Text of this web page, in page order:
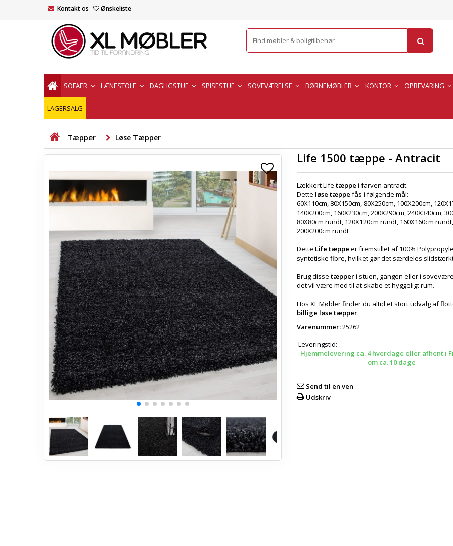
Kontakt os Ønskeliste
SOFAER LÆNESTOLE DAGLIGSTUE SPISESTUE SOVEVÆRELSE BØRNEMØBLER KONTOR OPBEVARING
LAGERSALG
Tæpper Løse Tæpper
Life 1500 tæppe - Antracit
Lækkert Life tæppe i farven antracit.
Dette løse tæppe fås i følgende mål:
60X110cm, 80X150cm, 80X250cm, 100X200cm,
140X200cm, 160X230cm, 200X290cm, 240X340cm,
80X80cm rundt, 120X120cm rundt, 160X160cm rundt,
200X200cm rundt
Dette Life tæppe er fremstillet af 100%
syntetiske fibre, hvilket gør det særdeles
Brug disse tæpperi stuen, gangen eller i
det vil være med til at skabe et hyggeligt rum.
Hos XL Møbler finder du altid et stort udvalg af
billige løse tæpper.
Varenummer:25262
Leveringstid:
Hjemmelevering ca. 4 hverdage eller afhent i
om ca. 10 dage
Send til en ven
Udskriv